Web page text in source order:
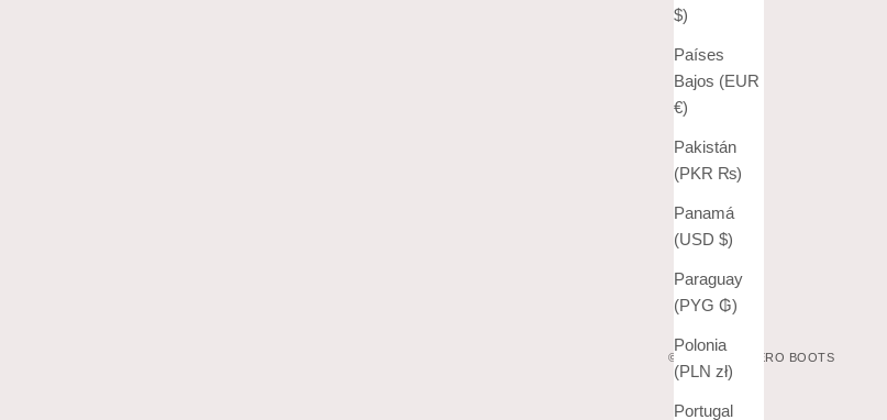
$)
Países
Bajos (EUR
€)
Pakistán
(PKR ₨)
Panamá
(USD $)
Paraguay
(PYG ₲)
Polonia
(PLN zł)
Portugal
© 2026 - VAQUERO BOOTS